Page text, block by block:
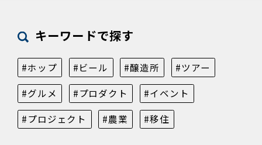
キーワードで探す
#ホップ #ビール #醸造所 #ツアー
#グルメ #プロダクト #イベント
#プロジェクト #農業 #移住